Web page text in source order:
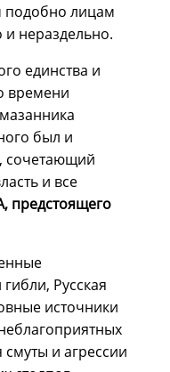
подобно лицам
нераздельно.
единства и
времени
был и
, сочетающий
и все
предстоящего
Русская
источники
смуты и агрессии